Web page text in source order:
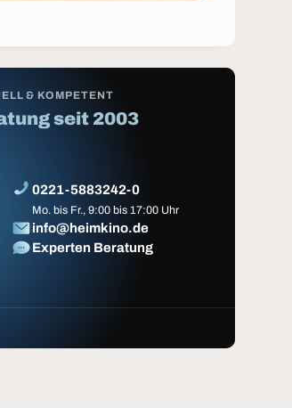
& KOMPETENT
seit 2003
0221-5883242-0
Mo. bis Fr., 9:00 bis 17:00 Uhr
info@heimkino.de
Experten Beratung